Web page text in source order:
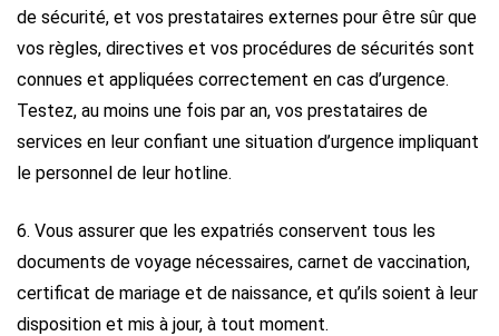
de sécurité, et vos prestataires externes pour être sûr que
vos règles, directives et vos procédures de sécurités sont
connues et appliquées correctement en cas d’urgence.
Testez, au moins une fois par an, vos prestataires de
services en leur confiant une situation d’urgence impliquant
le personnel de leur hotline.
6. Vous assurer que les expatriés conservent tous les
documents de voyage nécessaires, carnet de vaccination,
certificat de mariage et de naissance, et qu’ils soient à leur
disposition et mis à jour, à tout moment.